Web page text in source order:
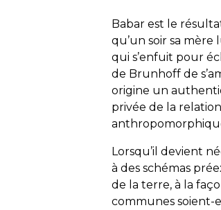
Babar est le
qu’un soir sa mère
qui s’enfuit pour
de Brunhoff de
origine un
privée de la
Lorsqu’il devient
à des schémas
de la terre, à la
communes soient-